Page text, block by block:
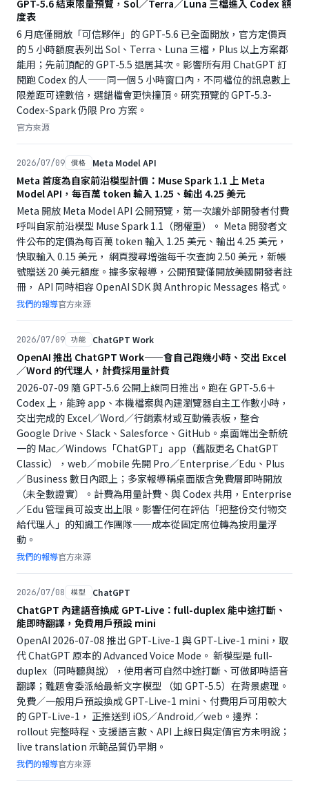
GPT-5.6 結束限量預覽，Sol／Terra／Luna 三檔進入 Codex 額
度表
6 月底僅開放「可信夥伴」的 GPT-5.6 已全面開放，官方定價頁
的 5 小時額度表列出 Sol、Terra、Luna 三檔，Plus 以上方案都
能用；先前頂配的 GPT-5.5 退居其次。影響所有用 ChatGPT 訂
閱跑 Codex 的人——同一個 5 小時窗口內，不同檔位的訊息數上
限差距可達數倍，選錯檔會更快撞頂。研究預覽的 GPT-5.3-
Codex-Spark 仍限 Pro 方案。
官方來源
2026/07/09 價格 Meta Model API
Meta 首度為自家前沿模型計價：Muse Spark 1.1 上 Meta
Model API，每百萬 token 輸入 1.25、輸出 4.25 美元
Meta 開放 Meta Model API 公開預覽，第一次讓外部開發者付費
呼叫自家前沿模型 Muse Spark 1.1（閉權重）。 Meta 開發者文
件公布的定價為每百萬 token 輸入 1.25 美元、輸出 4.25 美元，
快取輸入 0.15 美元， 網頁搜尋增強每千次查詢 2.50 美元，新帳
號贈送 20 美元額度。據多家報導，公開預覽僅開放美國開發者註
冊， API 同時相容 OpenAI SDK 與 Anthropic Messages 格式。
我們的報導官方來源
2026/07/09 功能 ChatGPT Work
OpenAI 推出 ChatGPT Work——會自己跑幾小時、交出 Excel
／Word 的代理人，計費採用量計費
2026-07-09 隨 GPT-5.6 公開上線同日推出。跑在 GPT-5.6＋
Codex 上，能跨 app、本機檔案與內建瀏覽器自主工作數小時，
交出完成的 Excel／Word／行銷素材或互動儀表板，整合
Google Drive、Slack、Salesforce、GitHub。桌面端出全新統
一的 Mac／Windows「ChatGPT」app（舊版更名 ChatGPT
Classic），web／mobile 先開 Pro／Enterprise／Edu、Plus
／Business 數日內跟上；多家報導稱桌面版含免費層即時開放
（未全數證實）。計費為用量計費、與 Codex 共用，Enterprise
／Edu 管理員可設支出上限。影響任何在評估「把整份交付物交
給代理人」的知識工作團隊——成本從固定席位轉為按用量浮
動。
我們的報導官方來源
2026/07/08 模型 ChatGPT
ChatGPT 內建語音換成 GPT-Live：full-duplex 能中途打斷、
能即時翻譯，免費用戶預設 mini
OpenAI 2026-07-08 推出 GPT-Live-1 與 GPT-Live-1 mini，取
代 ChatGPT 原本的 Advanced Voice Mode。 新模型是 full-
duplex（同時聽與說），使用者可自然中途打斷、可做即時語音
翻譯；難題會委派給最新文字模型 （如 GPT-5.5）在背景處理。
免費／一般用戶預設換成 GPT-Live-1 mini、付費用戶可用較大
的 GPT-Live-1， 正推送到 iOS／Android／web。邊界：
rollout 完整時程、支援語言數、API 上線日與定價官方未明說；
live translation 示範品質仍早期。
我們的報導官方來源